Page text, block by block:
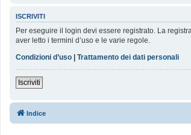
ISCRIVITI
Per eseguire il login devi essere registrato. La
aver letto i termini d’uso e le varie regole.
Condizioni d’uso | Trattamento dei dati personali
Iscriviti
Indice